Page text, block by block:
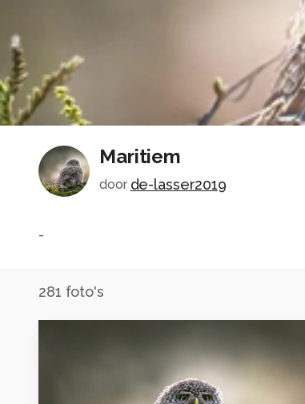
Maritiem
door de-lasser2019
-
281 foto's